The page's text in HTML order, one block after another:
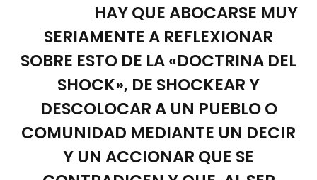
HAY QUE ABOCARSE MUY
SERIAMENTE A REFLEXIONAR
SOBRE ESTO DE LA «DOCTRINA DEL
SHOCK», DE SHOCKEAR Y
DESCOLOCAR A UN PUEBLO O
COMUNIDAD MEDIANTE UN DECIR
Y UN ACCIONAR QUE SE